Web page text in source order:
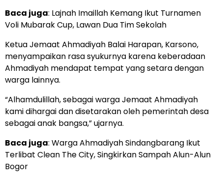
Baca juga: Lajnah Imaillah Kemang Ikut Turnamen
Voli Mubarak Cup, Lawan Dua Tim Sekolah
Ketua Jemaat Ahmadiyah Balai Harapan, Karsono,
menyampaikan rasa syukurnya karena keberadaan
Ahmadiyah mendapat tempat yang setara dengan
warga lainnya.
“Alhamdulillah, sebagai warga Jemaat Ahmadiyah
kami dihargai dan disetarakan oleh pemerintah desa
sebagai anak bangsa,” ujarnya.
Baca juga: Warga Ahmadiyah Sindangbarang Ikut
Terlibat Clean The City, Singkirkan Sampah Alun-Alun
Bogor